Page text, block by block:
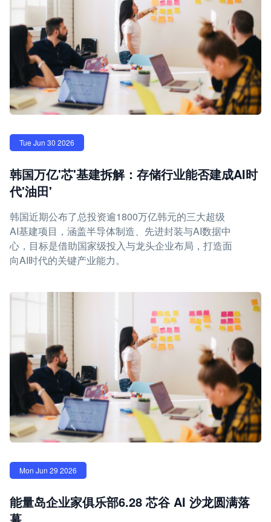
Tue Jun 30 2026
韩国万亿'芯'基建拆解：存储行业能否建成AI时
代'油田'
韩国近期公布了总投资逾1800万亿韩元的三大超级
AI基建项目，涵盖半导体制造、先进封装与AI数据中
心，目标是借助国家级投入与龙头企业布局，打造面
向AI时代的关键产业能力。
Mon Jun 29 2026
能量岛企业家俱乐部6.28 芯谷 AI 沙龙圆满落
幕